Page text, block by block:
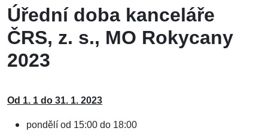
Úřední doba kanceláře
ČRS, z. s., MO Rokycany
2023
Od 1. 1 do 31. 1. 2023
pondělí od 15:00 do 18:00